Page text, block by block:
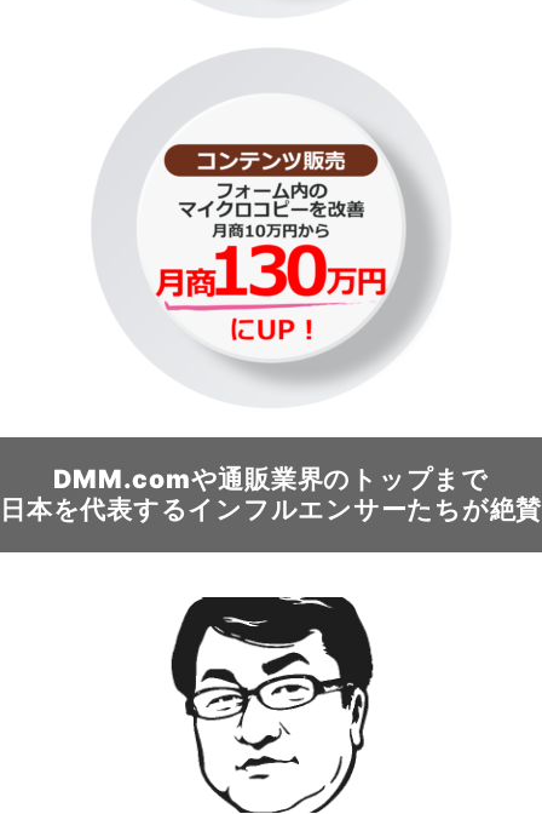
DMM.comや通販業界のトップまで
日本を代表するインフルエンサーたちが絶賛